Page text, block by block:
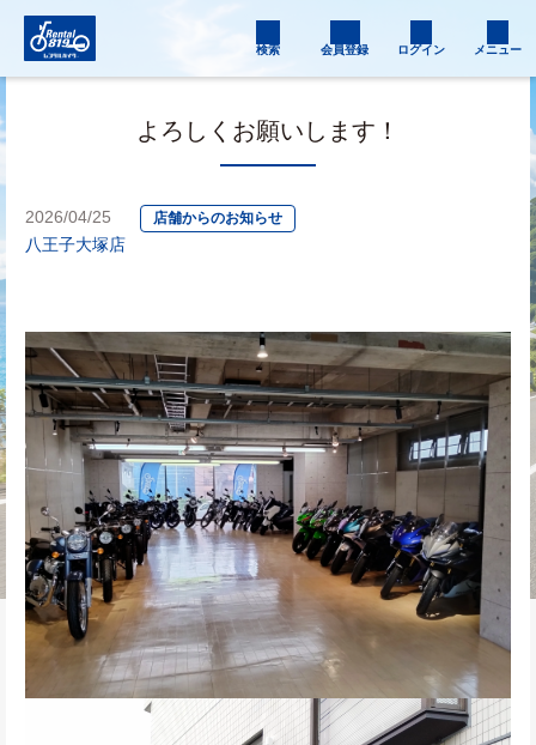
検索 会員登録 ログイン メニュー
よろしくお願いします！
2026/04/25 店舗からのお知らせ
八王子大塚店